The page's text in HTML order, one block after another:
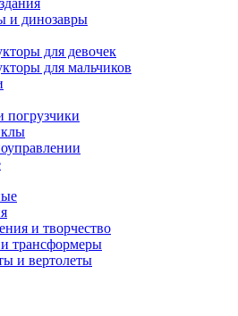
и динозавры
для девочек
для мальчиков
погрузчики
и творчество
трансформеры
и вертолеты